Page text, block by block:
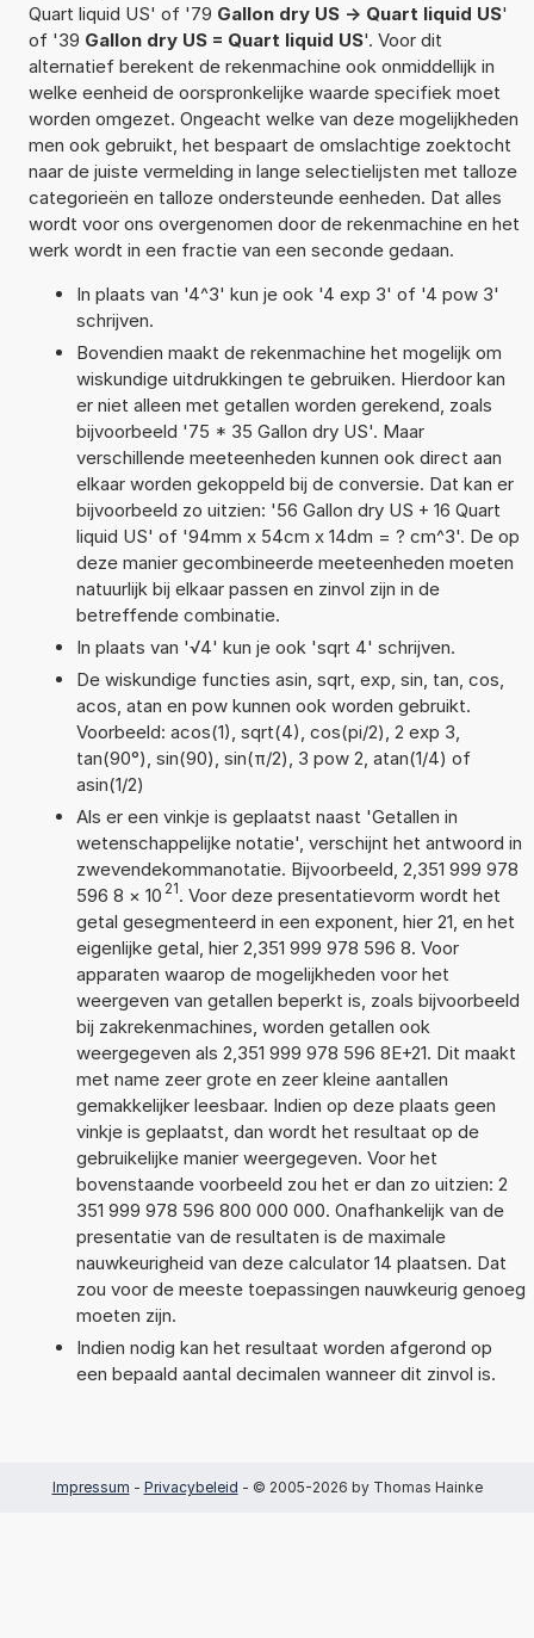
Quart liquid US' of '79 Gallon dry US -> Quart liquid US'
of '39 Gallon dry US = Quart liquid US'. Voor dit
alternatief berekent de rekenmachine ook onmiddellijk in
welke eenheid de oorspronkelijke waarde specifiek moet
worden omgezet. Ongeacht welke van deze mogelijkheden
men ook gebruikt, het bespaart de omslachtige zoektocht
naar de juiste vermelding in lange selectielijsten met talloze
categorieën en talloze ondersteunde eenheden. Dat alles
wordt voor ons overgenomen door de rekenmachine en het
werk wordt in een fractie van een seconde gedaan.
In plaats van '4^3' kun je ook '4 exp 3' of '4 pow 3'
schrijven.
Bovendien maakt de rekenmachine het mogelijk om
wiskundige uitdrukkingen te gebruiken. Hierdoor kan
er niet alleen met getallen worden gerekend, zoals
bijvoorbeeld '75 * 35 Gallon dry US'. Maar
verschillende meeteenheden kunnen ook direct aan
elkaar worden gekoppeld bij de conversie. Dat kan er
bijvoorbeeld zo uitzien: '56 Gallon dry US + 16 Quart
liquid US' of '94mm x 54cm x 14dm = ? cm^3'. De op
deze manier gecombineerde meeteenheden moeten
natuurlijk bij elkaar passen en zinvol zijn in de
betreffende combinatie.
In plaats van '√4' kun je ook 'sqrt 4' schrijven.
De wiskundige functies asin, sqrt, exp, sin, tan, cos,
acos, atan en pow kunnen ook worden gebruikt.
Voorbeeld: acos(1), sqrt(4), cos(pi/2), 2 exp 3,
tan(90°), sin(90), sin(π/2), 3 pow 2, atan(1/4) of
asin(1/2)
Als er een vinkje is geplaatst naast 'Getallen in
wetenschappelijke notatie', verschijnt het antwoord in
zwevendekommanotatie. Bijvoorbeeld, 2,351 999 978
596 8 × 10 21. Voor deze presentatievorm wordt het
getal gesegmenteerd in een exponent, hier 21, en het
eigenlijke getal, hier 2,351 999 978 596 8. Voor
apparaten waarop de mogelijkheden voor het
weergeven van getallen beperkt is, zoals bijvoorbeeld
bij zakrekenmachines, worden getallen ook
weergegeven als 2,351 999 978 596 8E+21. Dit maakt
met name zeer grote en zeer kleine aantallen
gemakkelijker leesbaar. Indien op deze plaats geen
vinkje is geplaatst, dan wordt het resultaat op de
gebruikelijke manier weergegeven. Voor het
bovenstaande voorbeeld zou het er dan zo uitzien: 2
351 999 978 596 800 000 000. Onafhankelijk van de
presentatie van de resultaten is de maximale
nauwkeurigheid van deze calculator 14 plaatsen. Dat
zou voor de meeste toepassingen nauwkeurig genoeg
moeten zijn.
Indien nodig kan het resultaat worden afgerond op
een bepaald aantal decimalen wanneer dit zinvol is.
Impressum - Privacybeleid - © 2005-2026 by Thomas Hainke